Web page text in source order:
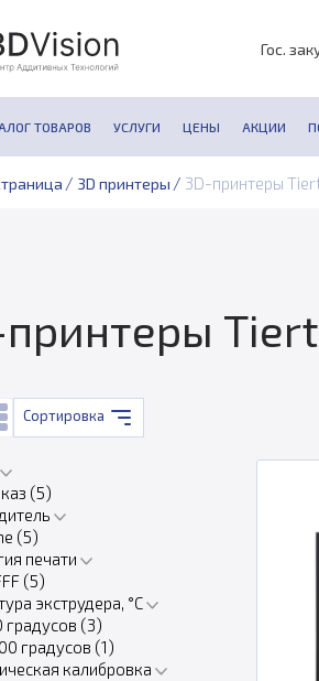
Гос.
ТОВАРОВ УСЛУГИ ЦЕНЫ АКЦИИ
/ 3D принтеры / 3D-принтеры
Сортировка
(5)
(5)
печати
(5)
экструдера, °C
градусов (3)
градусов (1)
калибровка